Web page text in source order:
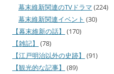
幕末維新関連のTVドラマ (224)
幕末維新関連イベント (30)
【幕末維新の話】
(170)
【雑記】
(78)
【江戸明治以外の史跡】
(91)
【観光的な記事】
(89)